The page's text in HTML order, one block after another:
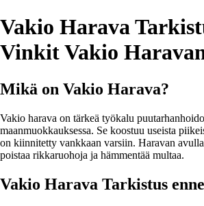
Vakio Harava
Vinkit Vakio
Mikä on Vakio Harava?
Vakio harava on tärkeä työkalu
maanmuokkauksessa. Se koostuu useista
on kiinnitetty vankkaan varsiin. Haravan
poistaa rikkaruohoja ja hämmentää multaa.
Vakio Harava Tarkistus